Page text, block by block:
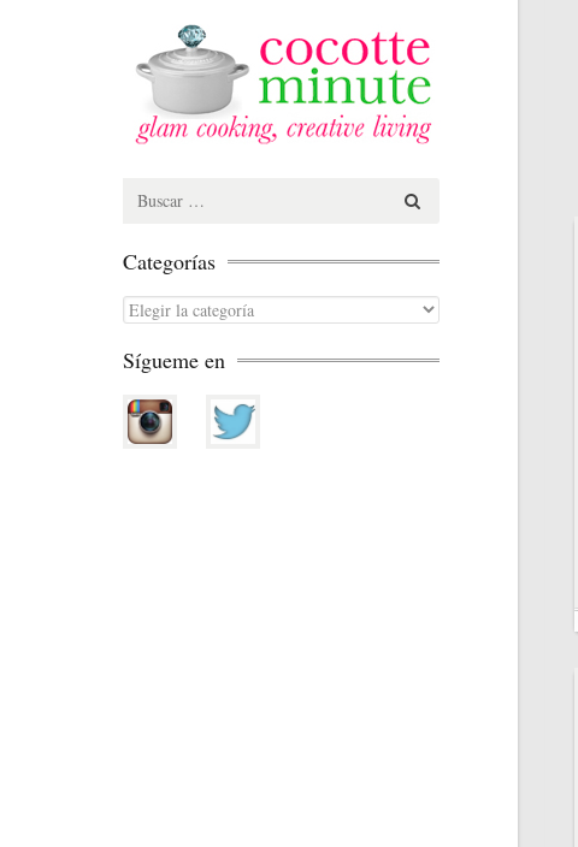
Search
Categorías
Categorías
Sígueme en